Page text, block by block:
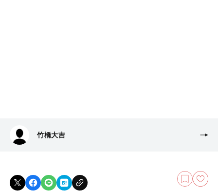
竹橋大吉